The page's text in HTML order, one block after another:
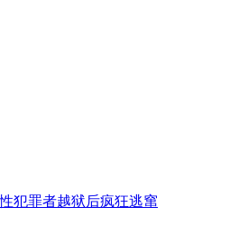
犯罪者越狱后疯狂逃窜